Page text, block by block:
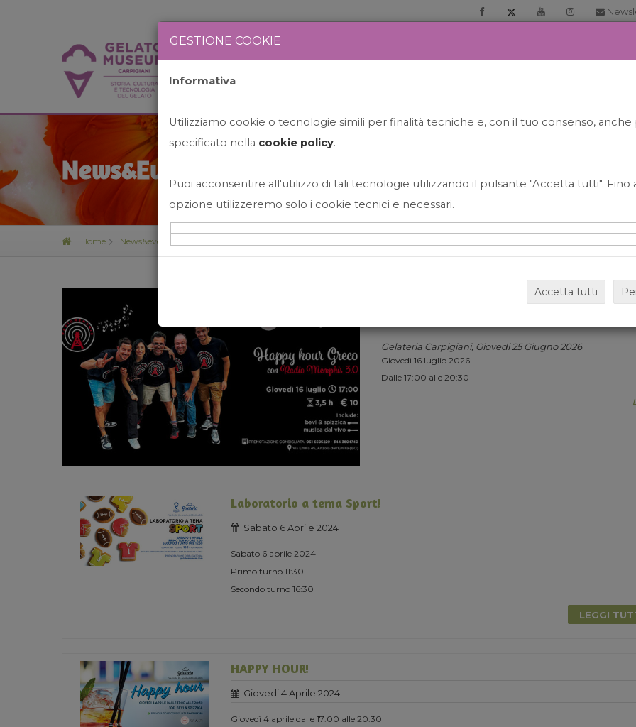
News&Events
Home News&events
HAPPY HOUR GRECO CON
RADIO MEMPHIS 3.0.
Gelateria Carpigiani, Giovedi 25 Giugno 2026
Giovedì 16 luglio 2026
Dalle 17:00 alle 20:30
Laboratorio a tema Sport!
Sabato 6 Aprile 2024
Sabato 6 aprile 2024
Primo turno 11:30
Secondo turno 16:30
LEGGI
HAPPY HOUR!
Giovedi 4 Aprile 2024
Giovedì 4 aprile dalle 17:00 alle 20:30
GESTIONE COOKIE
Informativa
Utilizziamo cookie o tecnologie simili per finalità tecniche e, con il tuo consenso,
specificato nella cookie policy.
Puoi acconsentire all'utilizzo di tali tecnologie utilizzando il pulsante "Accetta tutti". Fino
opzione utilizzeremo solo i cookie tecnici e necessari.
Accetta tutti